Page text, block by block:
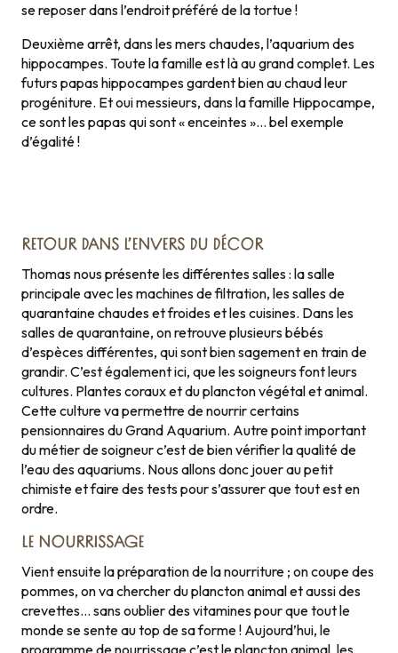
se reposer dans l’endroit préféré de la tortue !
Deuxième arrêt, dans les mers chaudes, l’aquarium des
hippocampes. Toute la famille est là au grand complet. Les
futurs papas hippocampes gardent bien au chaud leur
progéniture. Et oui messieurs, dans la famille Hippocampe,
ce sont les papas qui sont « enceintes »… bel exemple
d’égalité !
RETOUR DANS L’ENVERS DU DÉCOR
Thomas nous présente les différentes salles : la salle
principale avec les machines de filtration, les salles de
quarantaine chaudes et froides et les cuisines. Dans les
salles de quarantaine, on retrouve plusieurs bébés
d’espèces différentes, qui sont bien sagement en train de
grandir. C’est également ici, que les soigneurs font leurs
cultures. Plantes coraux et du plancton végétal et animal.
Cette culture va permettre de nourrir certains
pensionnaires du Grand Aquarium. Autre point important
du métier de soigneur c’est de bien vérifier la qualité de
l’eau des aquariums. Nous allons donc jouer au petit
chimiste et faire des tests pour s’assurer que tout est en
ordre.
LE NOURRISSAGE
Vient ensuite la préparation de la nourriture ; on coupe des
pommes, on va chercher du plancton animal et aussi des
crevettes… sans oublier des vitamines pour que tout le
monde se sente au top de sa forme ! Aujourd’hui, le
programme de nourrissage c’est le plancton animal, les